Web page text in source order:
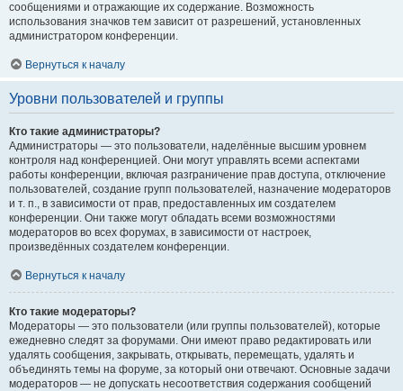
сообщениями и отражающие их содержание. Возможность
использования значков тем зависит от разрешений, установленных
администратором конференции.
Вернуться к началу
Уровни пользователей и группы
Кто такие администраторы?
Администраторы — это пользователи, наделённые высшим уровнем
контроля над конференцией. Они могут управлять всеми аспектами
работы конференции, включая разграничение прав доступа, отключение
пользователей, создание групп пользователей, назначение модераторов
и т. п., в зависимости от прав, предоставленных им создателем
конференции. Они также могут обладать всеми возможностями
модераторов во всех форумах, в зависимости от настроек,
произведённых создателем конференции.
Вернуться к началу
Кто такие модераторы?
Модераторы — это пользователи (или группы пользователей), которые
ежедневно следят за форумами. Они имеют право редактировать или
удалять сообщения, закрывать, открывать, перемещать, удалять и
объединять темы на форуме, за который они отвечают. Основные задачи
модераторов — не допускать несоответствия содержания сообщений